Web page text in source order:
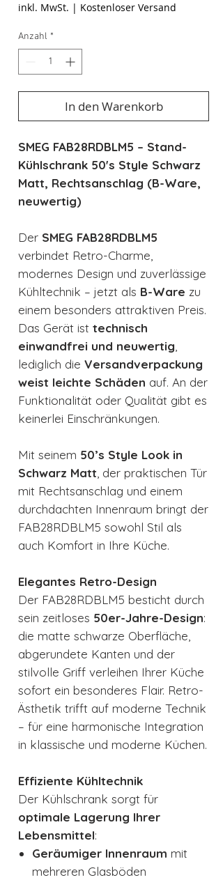
inkl. MwSt. | Kostenloser Versand
Anzahl *
In den Warenkorb
SMEG FAB28RDBLM5 – Stand-
Kühlschrank 50's Style Schwarz
Matt, Rechtsanschlag (B-Ware,
neuwertig)
Der SMEG FAB28RDBLM5
verbindet Retro-Charme,
modernes Design und zuverlässige
Kühltechnik – jetzt als B-Ware zu
einem besonders attraktiven Preis.
Das Gerät ist technisch
einwandfrei und neuwertig,
lediglich die Versandverpackung
weist leichte Schäden auf. An der
Funktionalität oder Qualität gibt es
keinerlei Einschränkungen.
Mit seinem 50’s Style Look in
Schwarz Matt, der praktischen Tür
mit Rechtsanschlag und einem
durchdachten Innenraum bringt der
FAB28RDBLM5 sowohl Stil als
auch Komfort in Ihre Küche.
Elegantes Retro-Design
Der FAB28RDBLM5 besticht durch
sein zeitloses 50er-Jahre-Design:
die matte schwarze Oberfläche,
abgerundete Kanten und der
stilvolle Griff verleihen Ihrer Küche
sofort ein besonderes Flair. Retro-
Ästhetik trifft auf moderne Technik
– für eine harmonische Integration
in klassische und moderne Küchen.
Effiziente Kühltechnik
Der Kühlschrank sorgt für
optimale Lagerung Ihrer
Lebensmittel:
Geräumiger Innenraum mit
mehreren Glasböden